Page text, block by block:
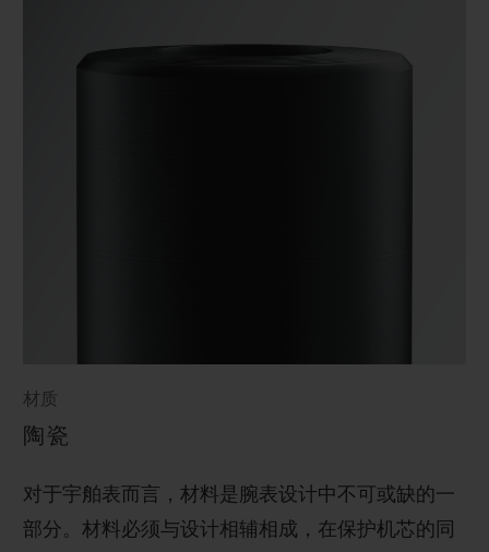
材质
陶瓷
对于宇舶表而言，材料是腕表设计中不可或缺的一
部分。材料必须与设计相辅相成，在保护机芯的同